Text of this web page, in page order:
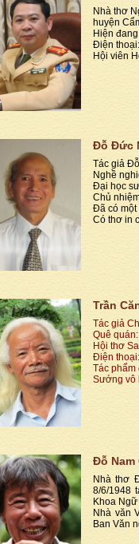
Nhà thơ
huyện
Hiện
Điện
Hội viên
Đỗ Đức
Tác giả
Nghề
Đại học
Chủ
Đã có một
Có thơ in
Trần
Tác giả
Quê
Hội thơ
Điện
Tác phẩm
Sướng vô
Đỗ Nam
Nhà thơ
8/6/1948
Khoa
Nhà văn
Ban Văn